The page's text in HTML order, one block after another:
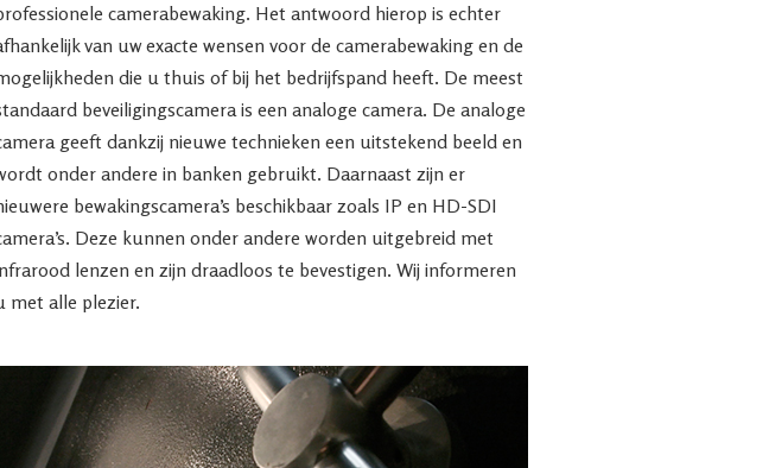
camerabewaking. Het antwoord hierop is echter
van uw exacte wensen voor de camerabewaking en de
die u thuis of bij het bedrijfspand heeft. De meest
beveiligingscamera is een analoge camera. De analoge
geeft dankzij nieuwe technieken een uitstekend beeld en
onder andere in banken gebruikt. Daarnaast zijn er
bewakingscamera’s beschikbaar zoals IP en HD-SDI
Deze kunnen onder andere worden uitgebreid met
lenzen en zijn draadloos te bevestigen. Wij informeren
met alle plezier.